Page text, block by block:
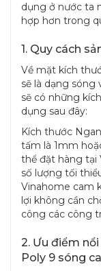
dụng ở nước ta
hợp hơn trong
1. Quy cách
Về mặt kích
sẽ là dạng sóng
sẽ có những
dụng sau đây:
Kích thước
tấm là 1mm
thể đặt hàng tại
số lượng tối
Vinahome cam
lợi không cần
công các công
2. Ưu điểm
Poly 9 sóng